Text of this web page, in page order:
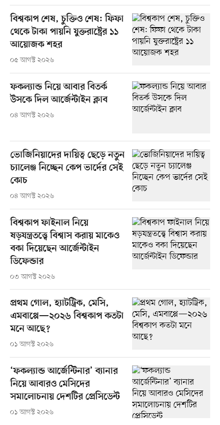
বিশ্বকাপ শেষ, চুক্তিও শেষ: ফিফা
থেকে টাকা পায়নি যুক্তরাষ্ট্রের ১১
আয়োজক শহর
০৫ আগস্ট ২০২৬
ফকল্যান্ড নিয়ে আবার বিতর্ক
উসকে দিল আর্জেন্টাইন ক্লাব
০৪ আগস্ট ২০২৬
ভোজিনিয়াদের দায়িত্ব ছেড়ে নতুন
চ্যালেঞ্জ নিচ্ছেন কেপ ভার্দের সেই
কোচ
০৪ আগস্ট ২০২৬
বিশ্বকাপ ফাইনাল নিয়ে
ষড়যন্ত্রতত্ত্বে বিশ্বাস করায় মাকেও
বকা দিয়েছেন আর্জেন্টাইন
ডিফেন্ডার
০৩ আগস্ট ২০২৬
প্রথম গোল, হ্যাটট্রিক, মেসি,
এমবাপ্পে—২০২৬ বিশ্বকাপ কতটা
মনে আছে?
০১ আগস্ট ২০২৬
‘ফকল্যান্ড আর্জেন্টিনার’ ব্যানার
নিয়ে আবারও মেসিদের
সমালোচনায় দেশটির প্রেসিডেন্ট
০১ আগস্ট ২০২৬